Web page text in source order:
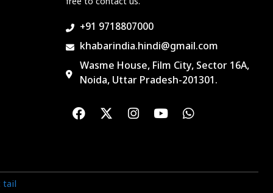
+91 9718807000
khabarindia.hindi@gmail.com
Wasme House, Film City, Sector 16A,
Noida, Uttar Pradesh-201301.
tail